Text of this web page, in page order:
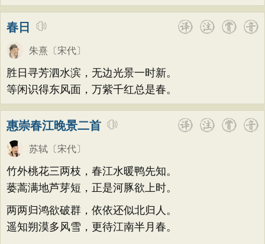
春日
朱熹 〔宋代〕
胜日寻芳泗水滨，无边光景一时新。
等闲识得东风面，万紫千红总是春。
惠崇春江晚景二首
苏轼 〔宋代〕
竹外桃花三两枝，春江水暖鸭先知。
蒌蒿满地芦芽短，正是河豚欲上时。
两两归鸿欲破群，依依还似北归人。
遥知朔漠多风雪，更待江南半月春。